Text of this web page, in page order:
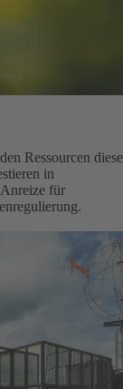
Ressourcen
in
für